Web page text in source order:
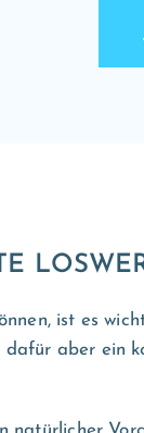
ist es
dafür aber ein